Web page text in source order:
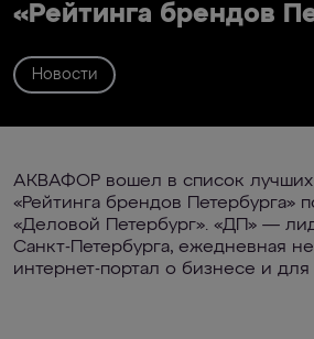
«Рейтинга брендов
Новости
АКВАФОР вошел в список лучших
«Рейтинга брендов Петербурга»
«Деловой Петербург». «ДП» —
Санкт-Петербурга, ежедневная
интернет-портал о бизнесе и для